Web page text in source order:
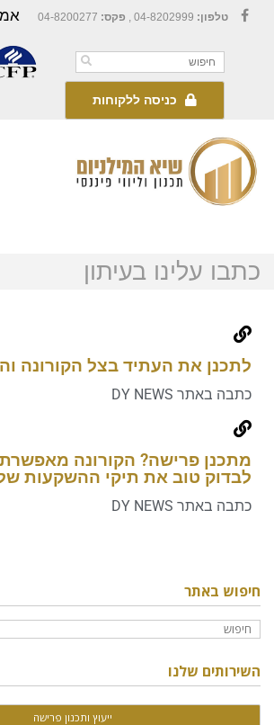
טלפון: פקס:
כניסה ללקוחות
כתבו עלינו בעיתון
לתכנן את העתיד בצל הקורונה
כתבה באתר DY NEWS
מתכנן פרישה? הקורונה
לבדוק טוב את תיקי ההשקעות
כתבה באתר DY NEWS
חיפוש באתר
השירותים שלנו
ייעוץ ותכנון פרישה